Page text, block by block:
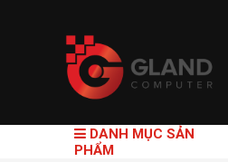
DANH MỤC SẢN
PHẨM